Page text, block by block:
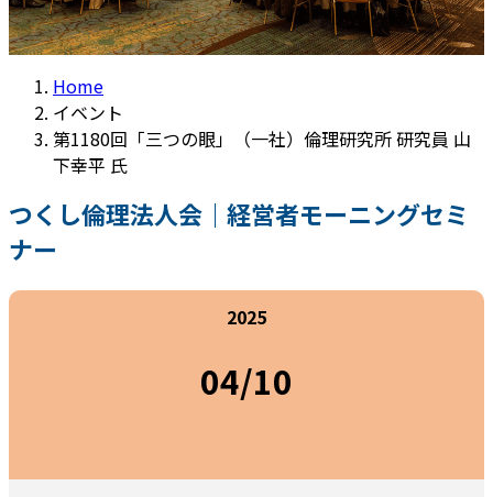
Home
イベント
第1180回「三つの眼」（一社）倫理研究所 研究員 山
下幸平 氏
つくし倫理法人会｜経営者モーニングセミ
ナー
2025
04/10